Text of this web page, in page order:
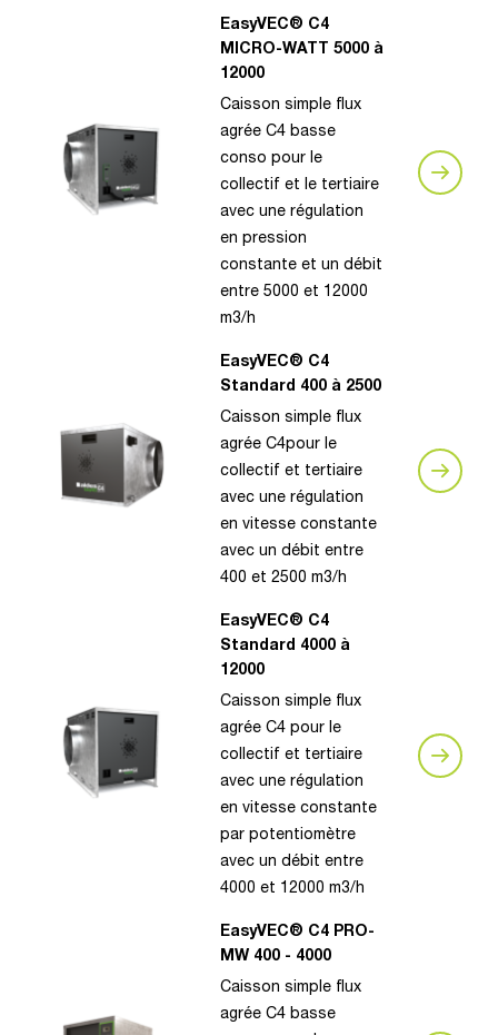
EasyVEC® C4
MICRO-WATT 5000 à
12000
Caisson simple flux
agrée C4 basse
conso pour le
collectif et le tertiaire
avec une régulation
en pression
constante et un débit
entre 5000 et 12000
m3/h
EasyVEC® C4
Standard 400 à 2500
Caisson simple flux
agrée C4pour le
collectif et tertiaire
avec une régulation
en vitesse constante
avec un débit entre
400 et 2500 m3/h
EasyVEC® C4
Standard 4000 à
12000
Caisson simple flux
agrée C4 pour le
collectif et tertiaire
avec une régulation
en vitesse constante
par potentiomètre
avec un débit entre
4000 et 12000 m3/h
EasyVEC® C4 PRO-
MW 400 - 4000
Caisson simple flux
agrée C4 basse